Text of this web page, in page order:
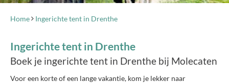
Home Ingerichte tent in Drenthe
Ingerichte tent in Drenthe
Boek je ingerichte tent in Drenthe bij Molecaten
Voor een korte of een lange vakantie, kom je lekker naar